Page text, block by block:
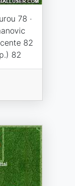
78 ·
82
82